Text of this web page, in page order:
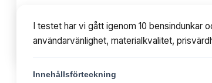
Innehållsförteckning
I testet har vi gått igenom 10
användarvänlighet, materialkvalitet,
Innehållsförteckning